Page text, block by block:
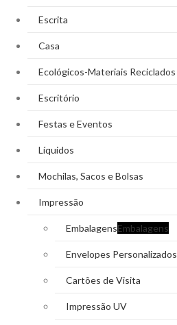
Escrita
Casa
Ecológicos-Materiais Reciclados
Escritório
Festas e Eventos
Líquidos
Mochilas, Sacos e Bolsas
Impressão
EmbalagensEmbalagens
Envelopes Personalizados
Cartões de Visita
Impressão UV